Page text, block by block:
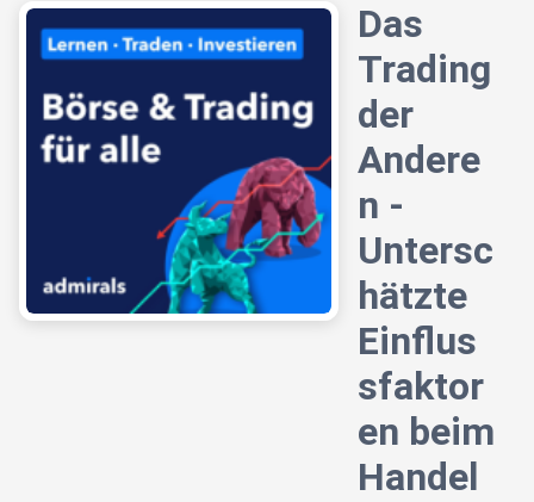
Das
Trading
der
Andere
n -
Untersc
hätzte
Einflus
sfaktor
en beim
Handel